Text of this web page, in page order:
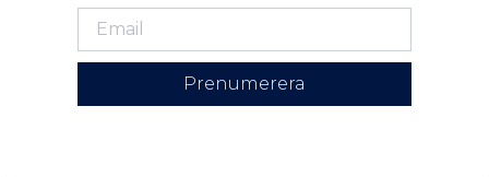
Prenumerera